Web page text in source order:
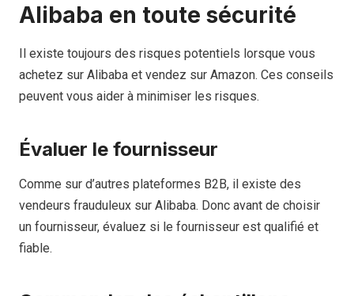
Alibaba en toute sécurité
Il existe toujours des risques potentiels lorsque vous
achetez sur Alibaba et vendez sur Amazon. Ces conseils
peuvent vous aider à minimiser les risques.
Évaluer le fournisseur
Comme sur d’autres plateformes B2B, il existe des
vendeurs frauduleux sur Alibaba. Donc avant de choisir
un fournisseur, évaluez si le fournisseur est qualifié et
fiable.